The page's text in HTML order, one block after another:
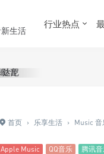
行业热点
首页 › 乐享生活 › Music 音
Apple Music QQ音乐 腾讯